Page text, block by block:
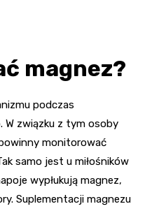
magnez?
podczas
W związku z tym osoby
monitorować
samo jest u miłośników
wypłukują magnez,
Suplementacji magnezu